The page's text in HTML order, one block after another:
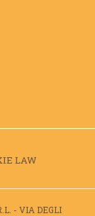
LAW
- VIA DEGLI